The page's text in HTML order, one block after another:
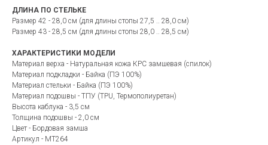
ДЛИНА ПО СТЕЛЬКЕ
Размер 42 - 28,0 см (для длины стопы 27,5 .. 28,0 см)
Размер 43 - 28,5 см (для длины стопы 28,0 .. 28,5 см)
ХАРАКТЕРИСТИКИ МОДЕЛИ
Материал верха - Натуральная кожа КРС замшевая (спилок)
Материал подкладки - Байка (ПЭ 100%)
Материал стельки - Байка (ПЭ 100%)
Материал подошвы - ТПУ (TPU, Термополиуретан)
Высота каблука - 3,5 см
Толщина подошвы - 2,0 см
Цвет - Бордовая замша
Артикул - MT264